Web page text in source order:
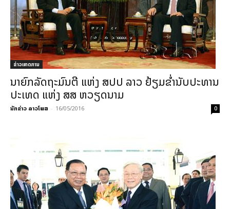
ຂ່າວເຫດການ
ນາຍົກລັດຖະມົນຕີ ແຫ່ງ ສປປ ລາວ ຢ້ຽມຂໍ່ານັບປະທານ
ປະເທດ ແຫ່ງ ສສ ຫວຽດນາມ
ນັກຂ່າວ ລາວໂພສ - 16/05/2016 0